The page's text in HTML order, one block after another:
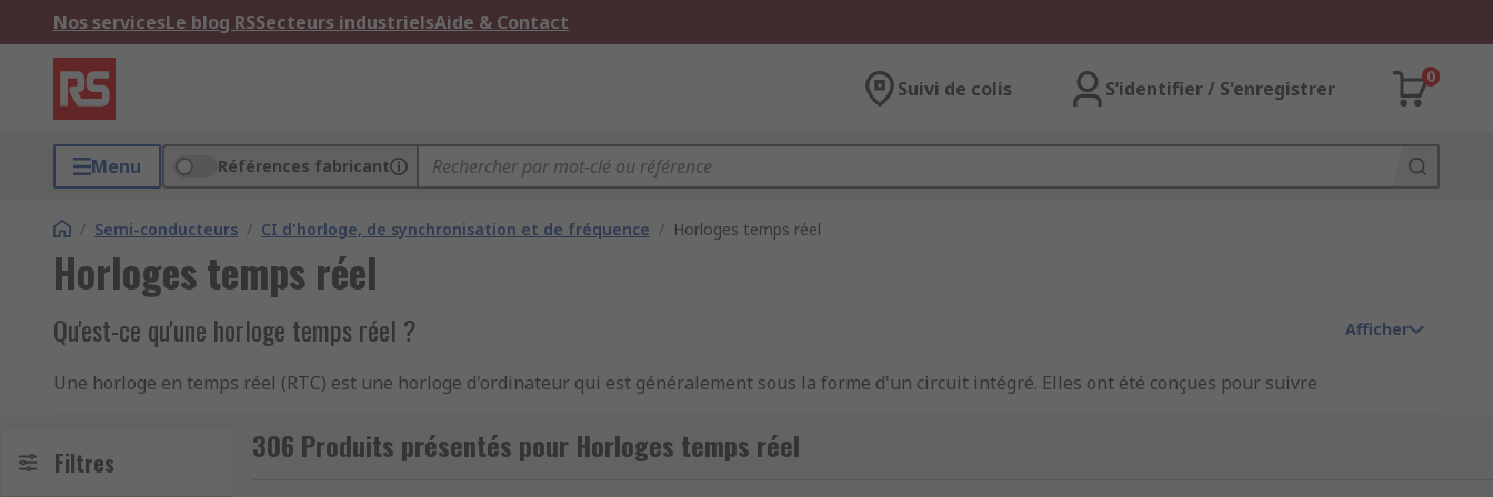
Nos servicesLe blog RSSecteurs industrielsAide & Contact
Suivi de colis S’identifier / S'enregistrer
0
Menu Références fabricant
/ Semi-conducteurs / CI d'horloge, de synchronisation et de fréquence / Horloges temps réel
Horloges temps réel
Qu'est-ce qu'une horloge temps réel ?
Une horloge en temps réel (RTC) est une horloge d'ordinateur qui est généralement sous la forme d'un circuit intégré. Elles ont été conçues pour suivre
souvent, une RTC inclut également un calendrier et une alarme.
Afficher
Filtres 306 Produits présentés pour Horloges temps réel